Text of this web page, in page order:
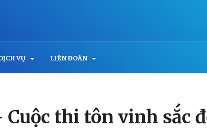
VỤ LIÊN ĐOÀN
Cuộc thi tôn vinh sắc